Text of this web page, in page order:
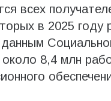
всех
в 2025 году
около 8,4 млн